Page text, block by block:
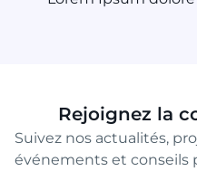
Rejoignez la
Suivez nos actualités,
événements et conseils